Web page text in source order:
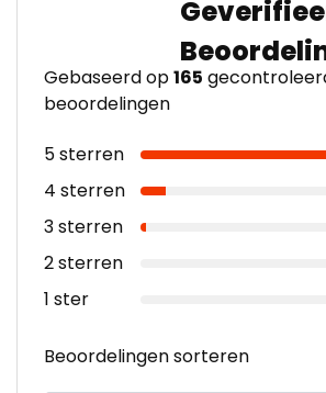
Gebaseerd op165
beoordelingen
5 sterren
4 sterren
3 sterren
2 sterren
1 ster
Beoordelingen sorteren